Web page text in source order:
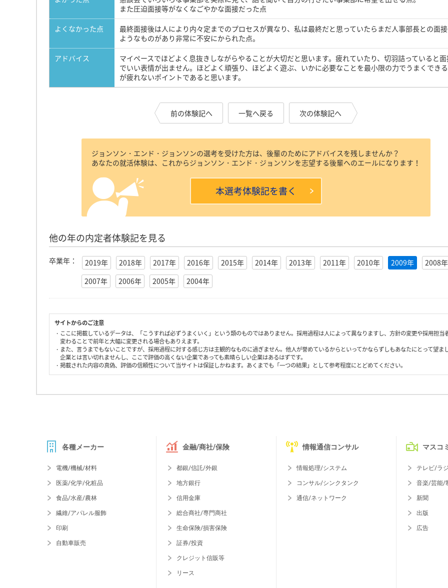
また圧迫面接等がなくなごやかな面接だった点
よくなかった点
最終面接後は人により内々定までのプロセスが異なり、私は最終だと思っていたらまだ人事部長との面
ようなものがあり非常に不安にかられた点。
アドバイス
マイペースでほどよく息抜きしながらやることが大切だと思います。疲れていたり、切羽詰っていると
でいい表情が出ません。ほどよく頑張り、ほどよく遊ぶ、いかに必要なことを最小限の力でうまくでき
が疲れないポイントであると思います。
前の体験記へ 一覧へ戻る 次の体験記へ
ジョンソン・エンド・ジョンソンの選考を受けた方は、後輩のためにアドバイスを残しませんか？
あなたの就活体験は、これからジョンソン・エンド・ジョンソンを志望する後輩へのエールになります！
本選考体験記を書く
他の年の内定者体験記を見る
卒業年： 2019年 2018年 2017年 2016年 2015年 2014年 2013年 2011年 2010年 2009年
2008年
2007年
2006年 2005年 2004年
サイトからのご注意
・ここに掲載しているデータは、「こうすれば必ずうまくいく」という類のものではありません。採用過程は人によって異なりますし、方針の変更や採用担当
変わることで前年と大幅に変更される場合もありえます。
・また、言うまでもないことですが、採用過程に対する感じ方は主観的なものに過ぎません。他人が誉めているからといってかならずしもあなたにとって望ま
企業とは言い切れませんし、ここで評価の高くない企業であっても素晴らしい企業はあるはずです。
・掲載された内容の真偽、評価の信頼性について当サイトは保証しかねます。あくまでも「一つの結果」として参考程度にとどめてください。
各種メーカー
電機/機械/材料
医薬/化学/化粧品
食品/水産/農林
繊維/アパレル服飾
印刷
自動車販売
金融/商社/保険
都銀/信託/外銀
地方銀行
信用金庫
総合商社/専門商社
生命保険/損害保険
証券/投資
クレジット信販等
リース
情報通信コンサル
情報処理/システム
コンサル/シンクタンク
通信/ネットワーク
マスコミ
テレビ/ラ
音楽/芸能/
新聞
出版
広告